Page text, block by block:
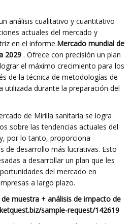
análisis cualitativo y cuantitativo
actuales del mercado y
en el informe.Mercado mundial de
2029 . Ofrece con precisión un plan
el máximo crecimiento para los
de la técnica de metodologías de
utilizada durante la preparación del
de Mirilla sanitaria se logra
sobre las tendencias actuales del
por lo tanto, proporciona
de desarrollo más lucrativas. Esto
a desarrollar un plan que les
del mercado en
a largo plazo.
muestra + análisis de impacto de
sample-request/142619